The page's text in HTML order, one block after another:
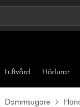
Luftvård Hörlurar
Dammsugare